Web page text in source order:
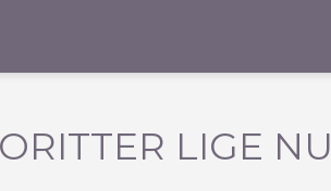
LIGE NU